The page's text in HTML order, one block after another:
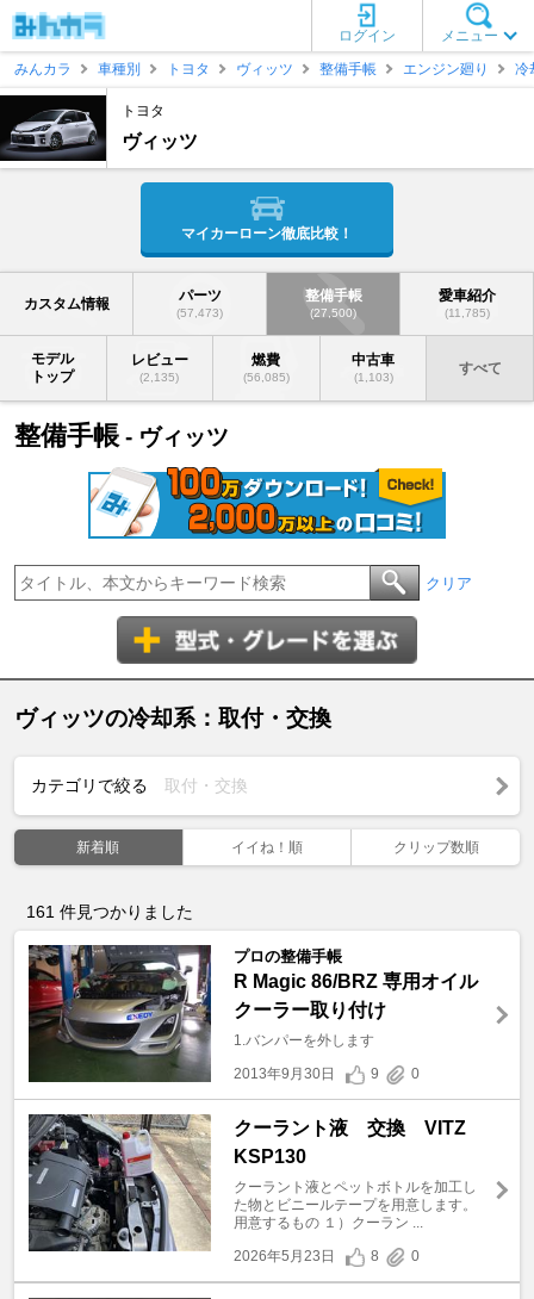
メニュー
ログイン
みんカラ
車種別 トヨタ ヴィッツ 整備手帳 エンジン廻り 冷
トヨタ
ヴィッツ
マイカーローン徹底比較！
カスタム情報 パーツ
(57,473)
整備手帳
(27,500)
愛車紹介
(11,785)
モデル
トップ
レビュー
(2,135)
燃費
(56,085)
中古車
(1,103)
すべて
整備手帳 - ヴィッツ
クリア
ヴィッツの冷却系：取付・交換
カテゴリで絞る 取付・交換
新着順 イイね！順 クリップ数順
161 件見つかりました
プロの整備手帳
R Magic 86/BRZ 専用オイル
クーラー取り付け
1.バンパーを外します
2013年9月30日
9 0
クーラント液 交換 VITZ
KSP130
クーラント液とペットボトルを加工し
た物とビニールテープを用意します。
用意するもの １）クーラン ...
2026年5月23日
8 0